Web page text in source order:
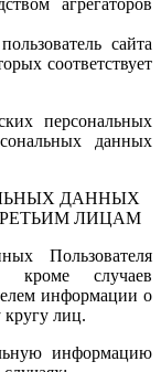
сайта
соответствует
персональных
данных
ДАННЫХ
ЛИЦАМ
Пользователя
кроме случаев
информации о
кругу лиц.
информацию